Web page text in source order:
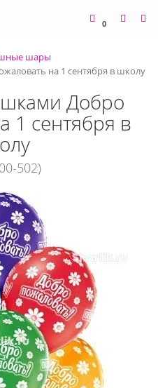
0
шары
на 1 сентября в школу
Добро
1 сентября в
502)